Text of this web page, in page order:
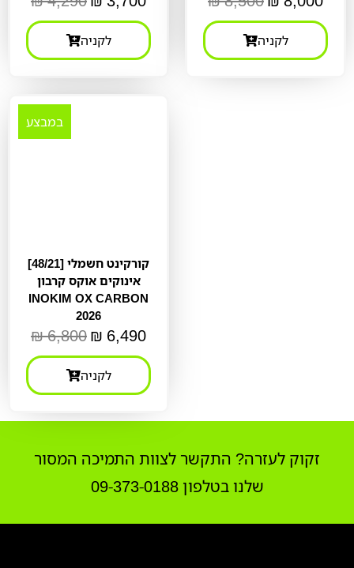
לקניה לקניה
במבצע
קורקינט חשמלי [48/21]
אינוקים אוקס קרבון
INOKIM OX CARBON
2026
6,800
₪ 6,490
₪
לקניה
זקוק לעזרה? התקשר לצוות התמיכה המסור
שלנו בטלפון 09-373-0188